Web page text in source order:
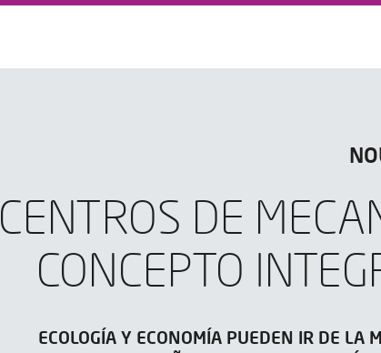
CENTROS DE
CONCEPTO
ECOLOGÍA Y ECONOMÍA PUEDEN IR DE LA